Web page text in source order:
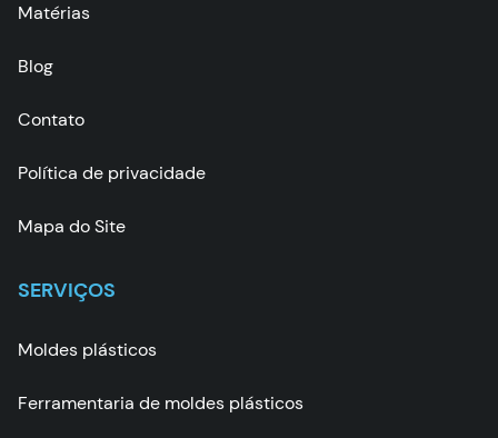
Matérias
Blog
Contato
Política de privacidade
Mapa do Site
SERVIÇOS
Moldes plásticos
Ferramentaria de moldes plásticos